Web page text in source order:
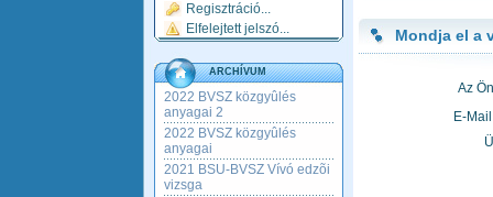
Regisztráció...
Elfelejtett jelszó...
ARCHÍVUM
2022 BVSZ közgyûlés
anyagai 2
2022 BVSZ közgyûlés
anyagai
2021 BSU-BVSZ Vívó edzõi
vizsga
Mondja el a
Az
E-